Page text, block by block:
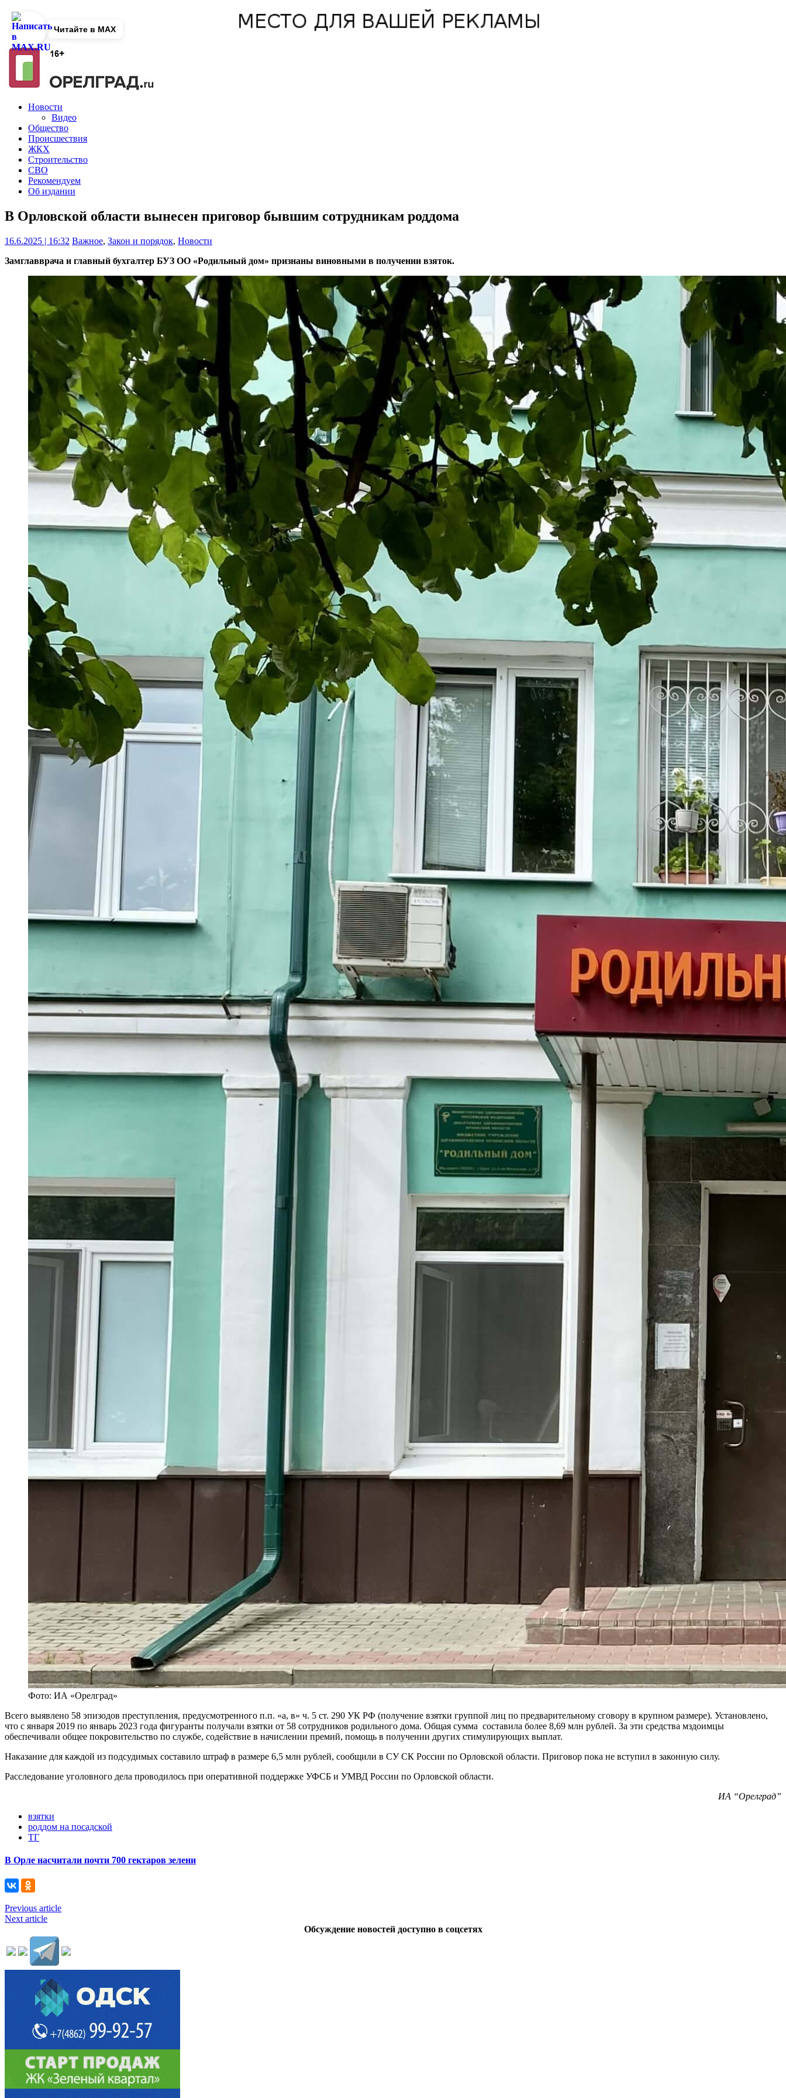
Новости
Видео
Общество
Происшествия
ЖКХ
Строительство
СВО
Рекомендуем
Об издании
В Орловской области вынесен приговор бывшим сотрудникам роддома
16.6.2025 | 16:32 Важное, Закон и порядок, Новости
Замглавврача и главный бухгалтер БУЗ ОО «Родильный дом» признаны виновными в получении взяток.
Фото: ИА «Орелград»
Всего выявлено 58 эпизодов преступления, предусмотренного п.п. «а, в» ч. 5 ст. 290 УК РФ (получение взятки группой лиц по предварительному сговору в крупном размере). Установлено,
что с января 2019 по январь 2023 года фигуранты получали взятки от 58 сотрудников родильного дома. Общая сумма составила более 8,69 млн рублей. За эти средства мздоимцы
обеспечивали общее покровительство по службе, содействие в начислении премий, помощь в получении других стимулирующих выплат.
Наказание для каждой из подсудимых составило штраф в размере 6,5 млн рублей, сообщили в СУ СК России по Орловской области. Приговор пока не вступил в законную силу.
Расследование уголовного дела проводилось при оперативной поддержке УФСБ и УМВД России по Орловской области.
ИА “Орелград”
взятки
роддом на посадской
ТГ
В Орле насчитали почти 700 гектаров зелени
Previous article
Next article
Обсуждение новостей доступно в соцсетях
Читайте в MAX